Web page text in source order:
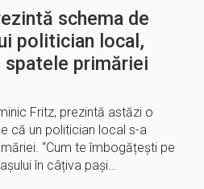
schema de
politician local,
primăriei
Fritz, prezintă astăzi o
că un politician local s-a
“Cum te îmbogățești pe
în câțiva pași…